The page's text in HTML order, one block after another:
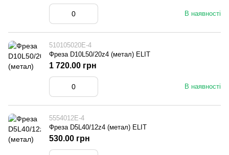
В наявності
510105020E-4
Фреза D10L50/20z4 (метал) ELIT
В наявності
1 720.00 грн
5554012E-4
Фреза D5L40/12z4 (метал) ELIT
530.00 грн